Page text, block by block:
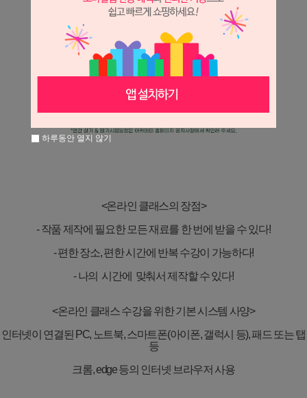
<온라인 클래스의 장점>
-작품 제작에 필요한 모든 재료를 한 번에 받을 수 있다!
-편한 장소,편한 시간에 반복 수강이 가능하다!
- 나의 시간에 맞춰서 제작할 수 있다!
<온라인 클래스 수강을 위한 기본 시스템 사양>
인터넷이 연결된 PC, 노트북,스마트폰(아이폰,갤럭시 등),패드 또는 탭
등
크롬, edge등의 인터넷 브라우저 사용
하루동안 열지 않기